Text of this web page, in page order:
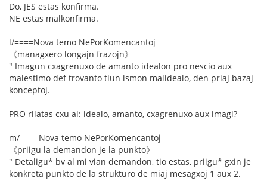
Do, JES estas konfirma.
NE estas malkonfirma.
l/====Nova temo NePorKomencantoj
《managxero longajn frazojn》
" Imagun cxagrenuxo de amanto idealon pro nescio aux
malestimo def trovanto tiun ismon malidealo, den priaj bazaj
konceptoj.
PRO rilatas cxu al: idealo, amanto, cxagrenuxo aux imagi?
m/====Nova temo NePorKomencantoj
《priigu la demandon je la punkto》
" Detaligu* bv al mi vian demandon, tio estas, priigu* gxin je
konkreta punkto de la strukturo de miaj mesagxoj 1 aux 2.